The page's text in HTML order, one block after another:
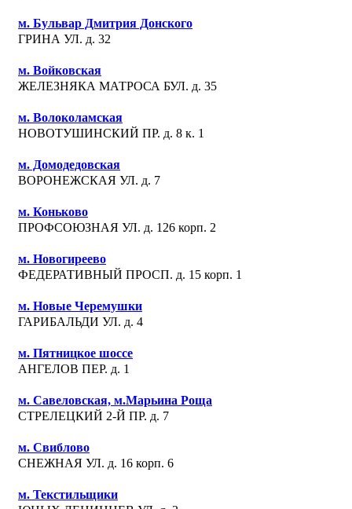
м. Бульвар Дмитрия Донского
ГРИНА УЛ. д. 32
м. Войковская
ЖЕЛЕЗНЯКА МАТРОСА БУЛ. д. 35
м. Волоколамская
НОВОТУШИНСКИЙ ПР. д. 8 к. 1
м. Домодедовская
ВОРОНЕЖСКАЯ УЛ. д. 7
м. Коньково
ПРОФСОЮЗНАЯ УЛ. д. 126 корп. 2
м. Новогиреево
ФЕДЕРАТИВНЫЙ ПРОСП. д. 15 корп. 1
м. Новые Черемушки
ГАРИБАЛЬДИ УЛ. д. 4
м. Пятницкое шоссе
АНГЕЛОВ ПЕР. д. 1
м. Савеловская, м.Марьина Роща
СТРЕЛЕЦКИЙ 2-Й ПР. д. 7
м. Свиблово
СНЕЖНАЯ УЛ. д. 16 корп. 6
м. Текстильщики